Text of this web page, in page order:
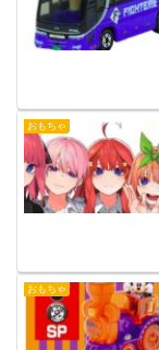
おもちゃ
おもちゃ